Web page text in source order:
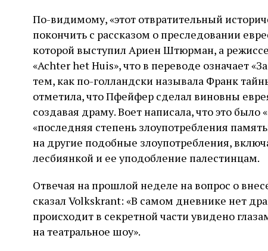
По-видимому, «этот отвратительный
покончить с рассказом о преследовании
которой выступил Ариен Штюрман, а
«Achter het Huis», что в переводе означает
тем, как по-голландски называла Франк
отметила, что Пфейфер сделал виновны
создавая драму. Воет написала, что это было
«последняя степень злоупотребления
на другие подобные злоупотребления,
лесбиянкой и ее уподобление палестинцам.
Отвечая на прошлой неделе на вопрос о
сказал Volkskrant: «В самом дневнике нет
происходит в секретной части увидено
на театральное шоу».